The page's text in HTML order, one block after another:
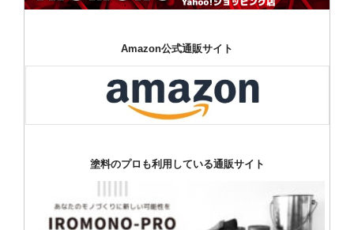
Amazon公式通販サイト
塗料のプロも利用している通販サイト